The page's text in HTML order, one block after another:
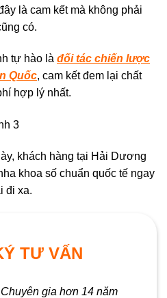
là cam kết mà không phải
có.
tự hào là đối tác chiến lược
Quốc, cam kết đem lại chất
hợp lý nhất.
khách hàng tại Hải Dương
khoa số chuẩn quốc tế ngay
đi xa.
TƯ VẤN
gia hơn 14 năm